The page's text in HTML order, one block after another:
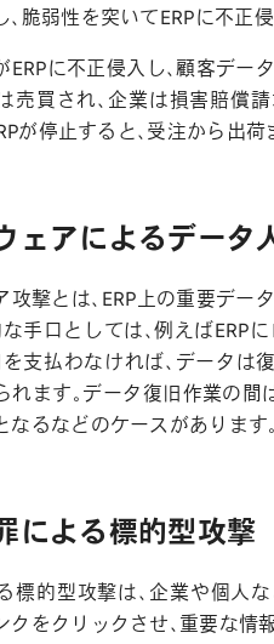
脆弱性を突いてERPに不正
ERPに不正侵入し、顧客デー
売買され、企業は損害賠償
が停止すると、受注から出
ェアによるデータ
攻撃とは、ERP上の重要デ
手口としては、例えばERP
支払わなければ、データは
れます。データ復旧作業の間
なるなどのケースがあります。
による標的型攻撃
標的型攻撃は、企業や個人
クをクリックさせ、重要な情